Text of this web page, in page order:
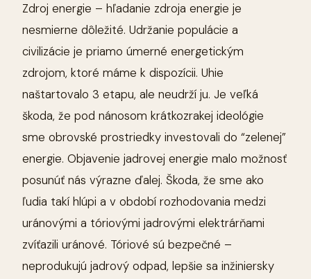
Zdroj energie – hľadanie zdroja energie je
nesmierne dôležité. Udržanie populácie a
civilizácie je priamo úmerné energetickým
zdrojom, ktoré máme k dispozícii. Uhie
naštartovalo 3 etapu, ale neudrží ju. Je veľká
škoda, že pod nánosom krátkozrakej ideológie
sme obrovské prostriedky investovali do “zelenej”
energie. Objavenie jadrovej energie malo možnosť
posunúť nás výrazne ďalej. Škoda, že sme ako
ľudia takí hlúpi a v období rozhodovania medzi
uránovými a tóriovými jadrovými elektrárňami
zvíťazili uránové. Tóriové sú bezpečné –
neprodukujú jadrový odpad, lepšie sa inžiniersky